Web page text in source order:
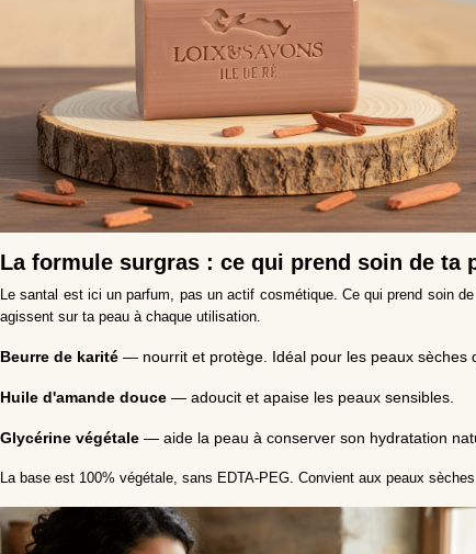
La formule surgras : ce qui prend soin de ta
Le santal est ici un parfum, pas un actif cosmétique. Ce qui prend soin
agissent sur ta peau à chaque utilisation.
Beurre de karité — nourrit et protège. Idéal pour les peaux sèches
Huile d'amande douce — adoucit et apaise les peaux sensibles.
Glycérine végétale — aide la peau à conserver son hydratation
La base est 100% végétale, sans EDTA-PEG. Convient aux peaux